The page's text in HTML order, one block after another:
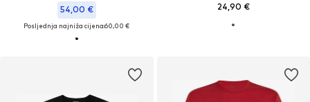
54,00 €
Posljednja najniža cijena:60,00 €
24,90 €